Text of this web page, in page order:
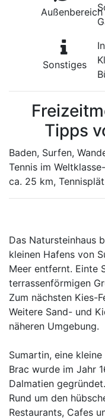
Außenbereich
Sonstiges
Tipps
Baden, Surfen,
Tennis im
ca. 25 km,
Das Natursteinhaus
kleinen Hafens von
Meer entfernt. Einte
terrassenförmigen
Zum nächsten Kies-
Weitere Sand- und
näheren Umgebung.
Sumartin, eine
Brac wurde im Jahr
Dalmatien gegründet.
Rund um den
Restaurants, Cafes